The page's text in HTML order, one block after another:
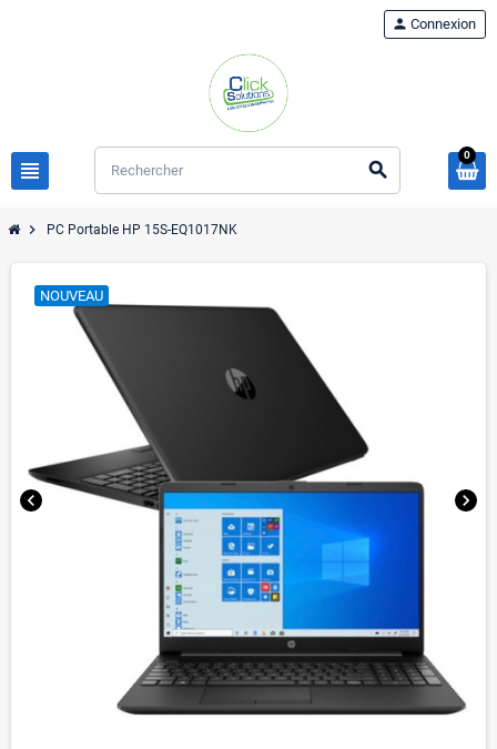
view_headline search
person Connexion
0
chevron_right PC Portable HP 15S-EQ1017NK
chevron_left chevron_right
NOUVEAU